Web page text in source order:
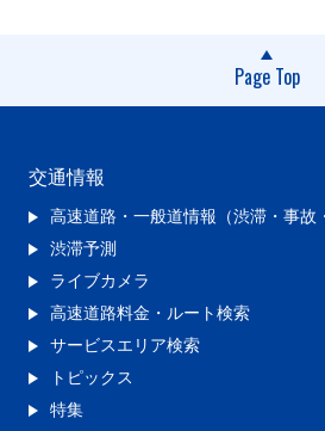
Page Top
交通情報
高速道路・一般道情報（渋滞・事故
渋滞予測
ライブカメラ
高速道路料金・ルート検索
サービスエリア検索
トピックス
特集